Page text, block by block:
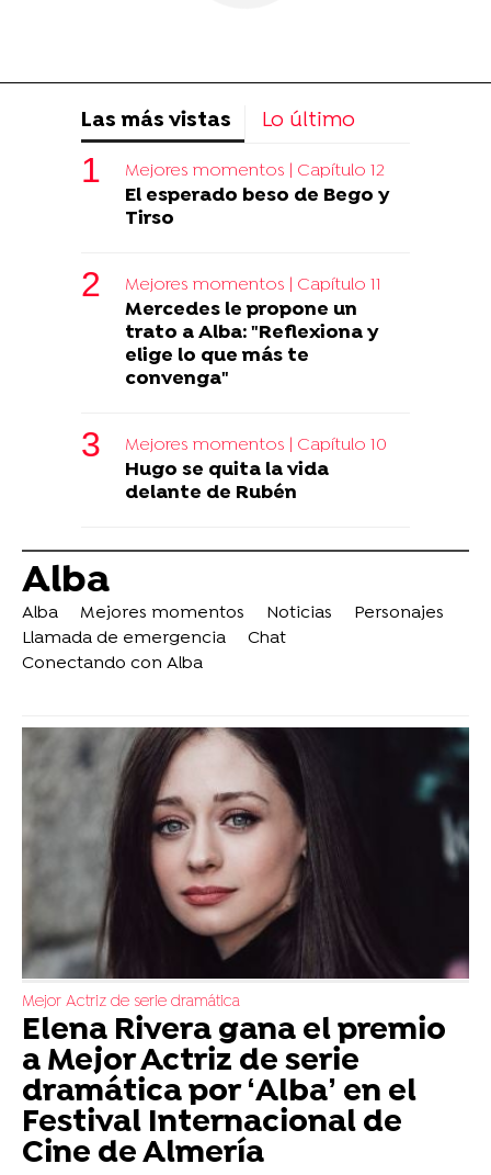
Las más vistas Lo último
Mejores momentos | Capítulo 12
El esperado beso de Bego y
Tirso
Mejores momentos | Capítulo 11
Mercedes le propone un
trato a Alba: "Reflexiona y
elige lo que más te
convenga"
Mejores momentos | Capítulo 10
Hugo se quita la vida
delante de Rubén
Alba
Alba Mejores momentos Noticias
Personajes
Llamada de emergencia
Chat
Conectando con Alba
Mejor Actriz de serie dramática
Elena Rivera gana el premio
a Mejor Actriz de serie
dramática por ‘Alba’ en el
Festival Internacional de
Cine de Almería